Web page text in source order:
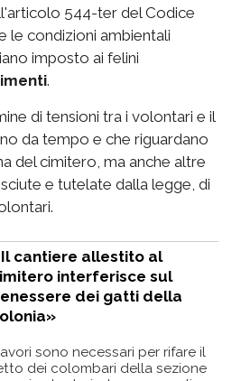
544-ter del Codice
le condizioni ambientali
imposto ai felini
.
di tensioni tra i volontari e il
da tempo e che riguardano
del cimitero, ma anche altre
e tutelate dalla legge, di
cantiere allestito al
interferisce sul
dei gatti della
sono necessari per rifare il
dei colombari della sezione